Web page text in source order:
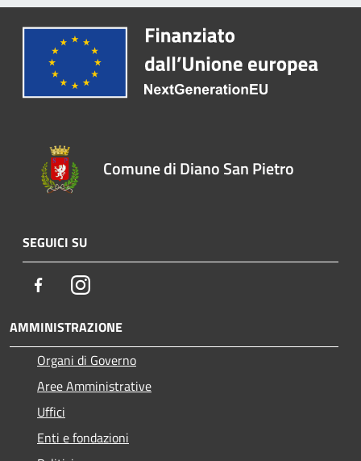
Comune di Diano San Pietro
SEGUICI SU
FacebookInstagram
AMMINISTRAZIONE
Organi di Governo
Aree Amministrative
Uffici
Enti e fondazioni